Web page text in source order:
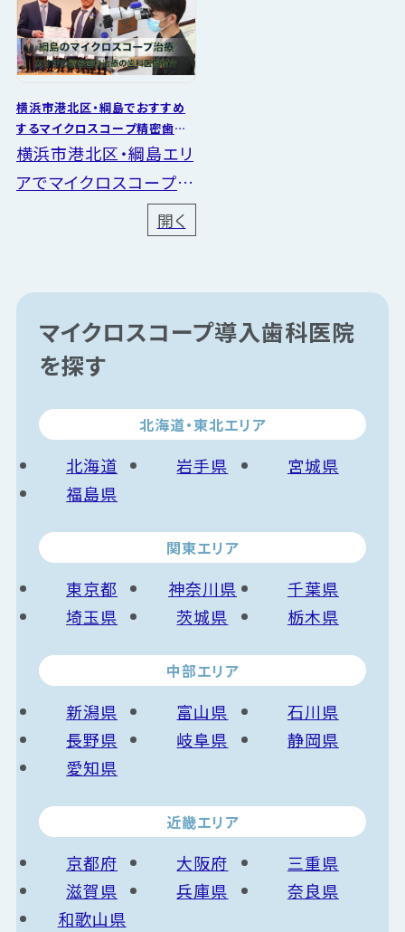
横浜市港北区・綱島でおすすめ
するマイクロスコープ精密歯科
治療は高田歯科クリニック
横浜市港北区・綱島エリ
アでマイクロスコープを
用いた精密な歯科治療
をご希望の方へ。東急東
3分の高田歯科クリニッ
クは、医学的根拠（エビ
デンス）...
開く
マイクロスコープ導入歯科医院
を探す
北海道・東北エリア
北海道 岩手県
宮城県
福島県
関東エリア
東京都 神奈川県
千葉県
埼玉県
茨城県 栃木県
中部エリア
新潟県 富山県
石川県
長野県
岐阜県
静岡県
愛知県
近畿エリア
京都府 大阪府
三重県
滋賀県
兵庫県
奈良県
和歌山県